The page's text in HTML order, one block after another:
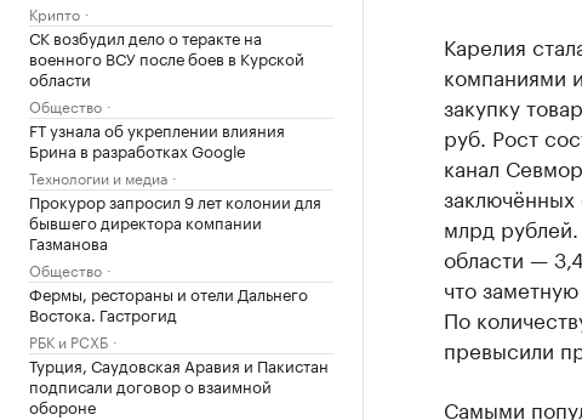
Крипто
СК возбудил дело о теракте на
военного ВСУ после боев в Курской
области
Общество
FT узнала об укреплении влияния
Брина в разработках Google
Технологии и медиа
Прокурор запросил 9 лет колонии для
бывшего директора компании
Газманова
Общество
Фермы, рестораны и отели Дальнего
Востока. Гастрогид
РБК и РСХБ
Турция, Саудовская Аравия и Пакистан
подписали договор о взаимной
обороне
Карелия
компаниями
закупку
руб. Рост
канал
заключённых
млрд
области —
что
По
превысили
Самыми